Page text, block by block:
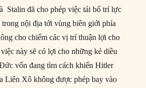
Stalin đã cho phép việc tái bố trí lực
nội địa tới vùng biên giới phía
cho chiếm các vị trí thuận lợi cho
này sẽ có lợi cho những kẻ diều
vốn đang tìm cách khiến Hitler
Liên Xô không được phép bay vào